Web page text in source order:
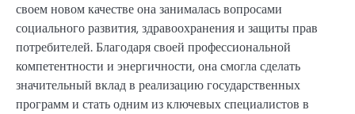
своем новом качестве она занималась вопросами
социального развития, здравоохранения и защиты прав
потребителей. Благодаря своей профессиональной
компетентности и энергичности, она смогла сделать
значительный вклад в реализацию государственных
программ и стать одним из ключевых специалистов в